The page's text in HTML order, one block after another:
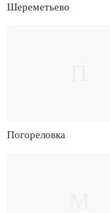
Шереметьево
Погореловка